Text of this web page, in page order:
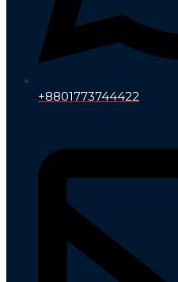
+8801773744422